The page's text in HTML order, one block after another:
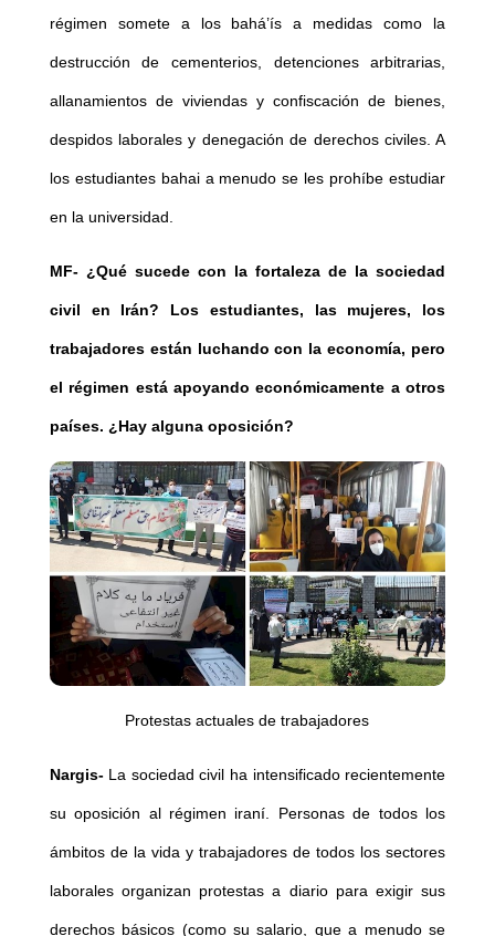
régimen somete a los bahá’ís a medidas como la
destrucción de cementerios, detenciones arbitrarias,
allanamientos de viviendas y confiscación de bienes,
despidos laborales y denegación de derechos civiles. A
los estudiantes bahai a menudo se les prohíbe estudiar
en la universidad.
MF-¿Qué sucede con la fortaleza de la sociedad
civil en Irán? Los estudiantes, las mujeres, los
trabajadores están luchando con la economía, pero
el régimen está apoyando económicamente a otros
países. ¿Hay alguna oposición?
Protestas actuales de trabajadores
Nargis-La sociedad civil ha intensificado recientemente
su oposición al régimen iraní. Personas de todos los
ámbitos de la vida y trabajadores de todos los sectores
laborales organizan protestas a diario para exigir sus
derechos básicos (como su salario, que a menudo se